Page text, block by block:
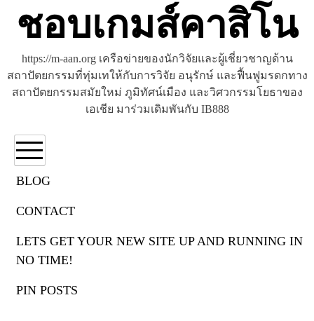
ชอบเกมส์คาสิโน
https://m-aan.org เครือข่ายของนักวิจัยและผู้เชี่ยวชาญด้าน
สถาปัตยกรรมที่ทุ่มเทให้กับการวิจัย อนุรักษ์ และฟื้นฟูมรดกทาง
สถาปัตยกรรมสมัยใหม่ ภูมิทัศน์เมือง และวิศวกรรมโยธาของ
เอเชีย มาร่วมเดิมพันกับ IB888
BLOG
CONTACT
LETS GET YOUR NEW SITE UP AND RUNNING IN
NO TIME!
PIN POSTS
ป้ายกำกับ:marinaplus
สมัคร